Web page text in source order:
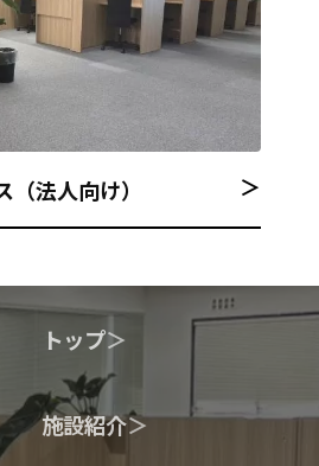
法人向け） ＞
トップ＞
施設紹介＞